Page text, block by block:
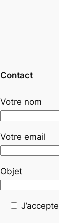
Contact
Votre nom
Votre email
Objet